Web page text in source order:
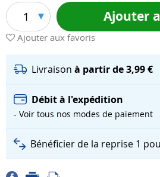
1 Ajouter
Ajouter aux favoris
Livraison à partir de 3,99 €
Débit à l'expédition
- Voir tous nos modes de paiement
Bénéficier de la reprise 1